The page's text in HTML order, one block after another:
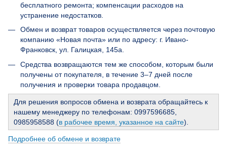
бесплатного ремонта; компенсации расходов на
устранение недостатков.
Обмен и возврат товаров осуществляется через почтовую
компанию «Новая почта» или по адресу: г. Ивано-
Франковск, ул. Галицкая, 145а.
Средства возвращаются тем же способом, которым были
получены от покупателя, в течение 3–7 дней после
получения и проверки товара продавцом.
Для решения вопросов обмена и возврата обращайтесь к
нашему менеджеру по телефонам: 0997596685,
0985958588 (в рабочее время, указанное на сайте).
Подробнее об обмене и возврате